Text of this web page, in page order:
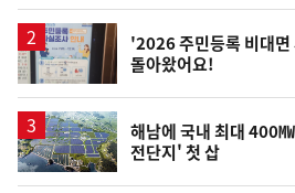
'2026 주민등록 비대면
돌아왔어요!
해남에 국내 최대 400
전단지' 첫 삽